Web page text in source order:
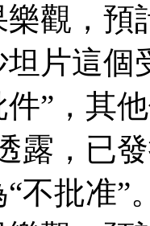
觀，預
片這個
”，其
露，已
不批准”